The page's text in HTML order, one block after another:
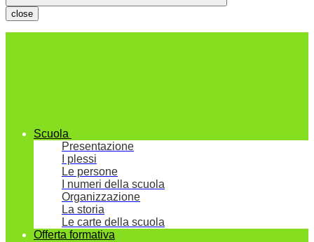
close
Scuola
Presentazione
I plessi
Le persone
I numeri della scuola
Organizzazione
La storia
Le carte della scuola
Offerta formativa